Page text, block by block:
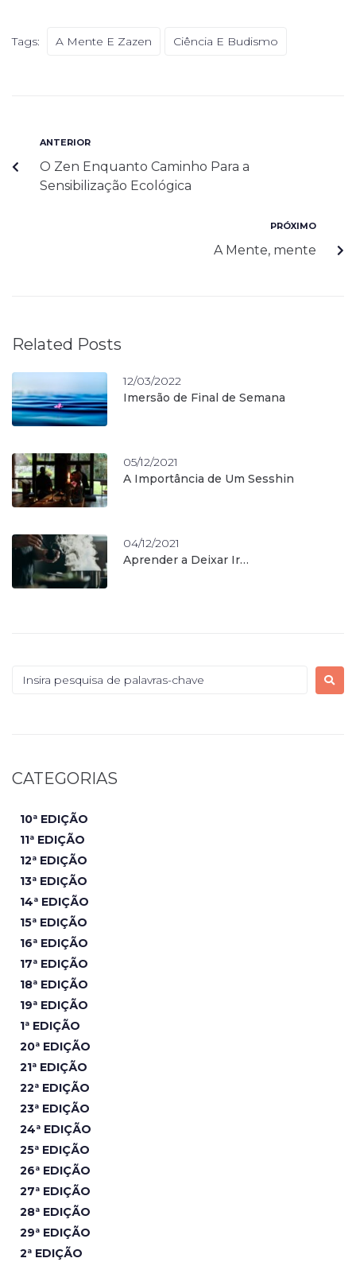
Tags: A Mente E Zazen Ciência E Budismo
ANTERIOR
O Zen Enquanto Caminho Para a
Sensibilização Ecológica
PRÓXIMO
A Mente, mente
Related Posts
12/03/2022
Imersão de Final de Semana
05/12/2021
A Importância de Um Sesshin
04/12/2021
Aprender a Deixar Ir…
CATEGORIAS
10ª EDIÇÃO
11ª EDIÇÃO
12ª EDIÇÃO
13ª EDIÇÃO
14ª EDIÇÃO
15ª EDIÇÃO
16ª EDIÇÃO
17ª EDIÇÃO
18ª EDIÇÃO
19ª EDIÇÃO
1ª EDIÇÃO
20ª EDIÇÃO
21ª EDIÇÃO
22ª EDIÇÃO
23ª EDIÇÃO
24ª EDIÇÃO
25ª EDIÇÃO
26ª EDIÇÃO
27ª EDIÇÃO
28ª EDIÇÃO
29ª EDIÇÃO
2ª EDIÇÃO